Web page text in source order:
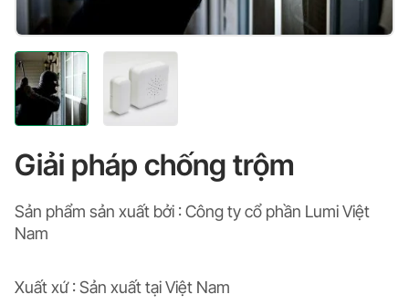
Giải pháp chống trộm
Sản phẩm sản xuất bởi : Công ty cổ phần Lumi Việt
Nam
Xuất xứ : Sản xuất tại Việt Nam